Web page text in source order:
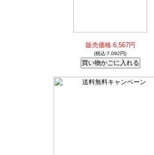
販売価格:6,567円
(税込:7,092円)